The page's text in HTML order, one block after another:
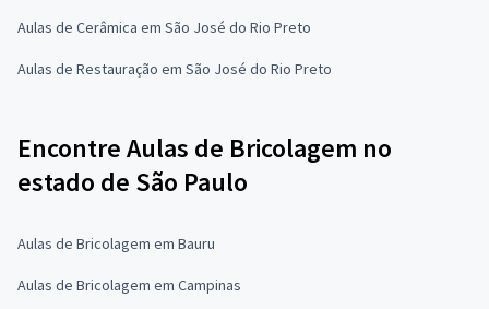
Aulas de Cerâmica em São José do Rio Preto
Aulas de Restauração em São José do Rio Preto
Encontre Aulas de Bricolagem no
estado de São Paulo
Aulas de Bricolagem em Bauru
Aulas de Bricolagem em Campinas